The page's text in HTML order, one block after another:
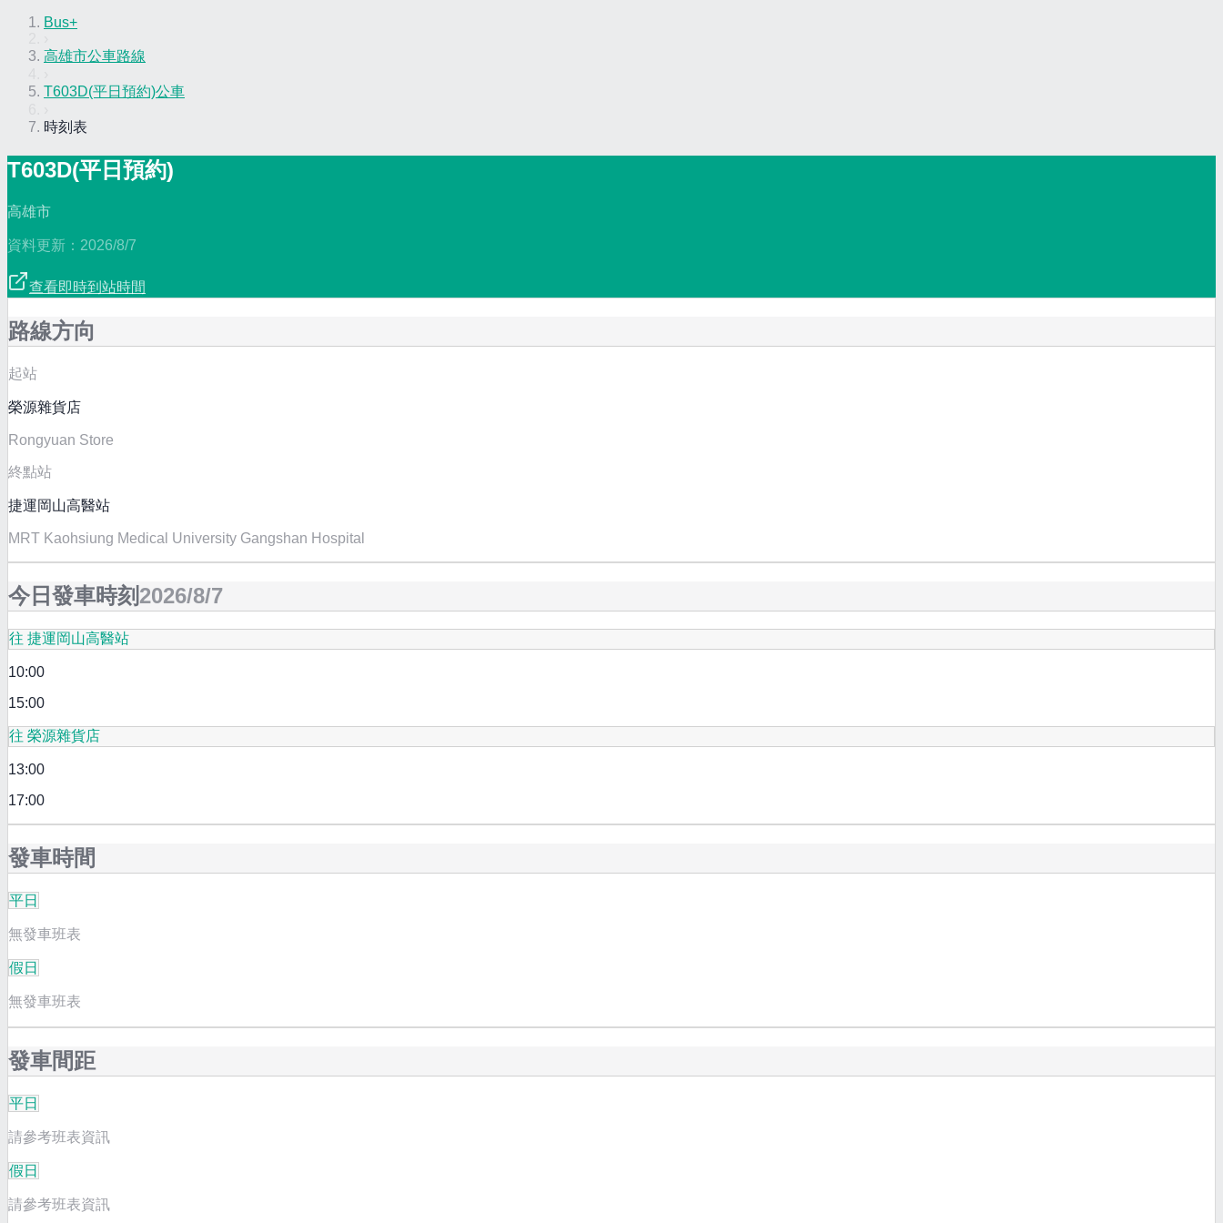
Bus+
高雄市公車路線
T603D(平日預約)公車
時刻表
T603D(平日預約)
高雄市
資料更新： 2026/8/7
查看即時到站時間
路線方向
起站
榮源雜貨店
Rongyuan Store
終點站
捷運岡山高醫站
MRT Kaohsiung Medical University Gangshan Hospital
今日發車時刻 2026/8/7
往 捷運岡山高醫站
10:00
15:00
往 榮源雜貨店
13:00
17:00
發車時間
平日
無發車班表
假日
無發車班表
發車間距
平日
請參考班表資訊
假日
請參考班表資訊